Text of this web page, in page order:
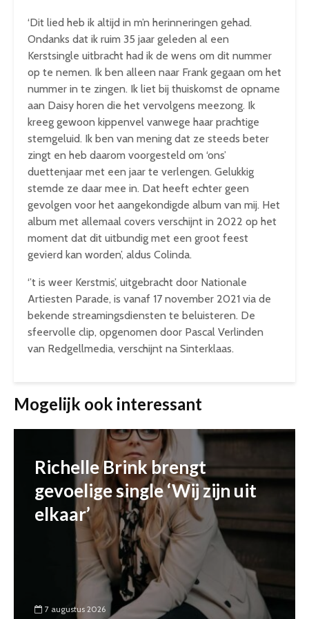
‘Dit lied heb ik altijd in m’n herinneringen gehad.
Ondanks dat ik ruim 35 jaar geleden al een
Kerstsingle uitbracht had ik de wens om dit nummer
op te nemen. Ik ben alleen naar Frank gegaan om het
nummer in te zingen. Ik liet bij thuiskomst de opname
aan Daisy horen die het vervolgens meezong. Ik
kreeg gewoon kippenvel vanwege haar prachtige
stemgeluid. Ik ben van mening dat ze steeds beter
zingt en heb daarom voorgesteld om ‘ons’
duettenjaar met een jaar te verlengen. Gelukkig
stemde ze daar mee in. Dat heeft echter geen
gevolgen voor het aangekondigde album van mij. Het
album met allemaal covers verschijnt in 2022 op het
moment dat dit uitbundig met een groot feest
gevierd kan worden’, aldus Colinda.
‘’t is weer Kerstmis’, uitgebracht door Nationale
Artiesten Parade, is vanaf 17 november 2021 via de
bekende streamingsdiensten te beluisteren. De
sfeervolle clip, opgenomen door Pascal Verlinden
van Redgellmedia, verschijnt na Sinterklaas.
Mogelijk ook interessant
Richelle Brink brengt
gevoelige single ‘Wij zijn uit
elkaar’
7 augustus 2026